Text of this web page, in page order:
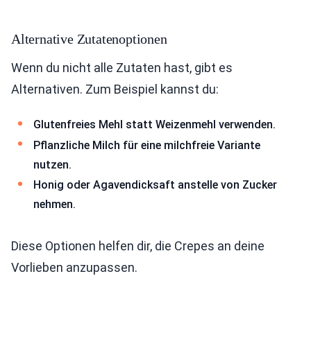
Alternative Zutatenoptionen
Wenn du nicht alle Zutaten hast, gibt es
Alternativen. Zum Beispiel kannst du:
Glutenfreies Mehl statt Weizenmehl verwenden.
Pflanzliche Milch für eine milchfreie Variante
nutzen.
Honig oder Agavendicksaft anstelle von Zucker
nehmen.
Diese Optionen helfen dir, die Crepes an deine
Vorlieben anzupassen.